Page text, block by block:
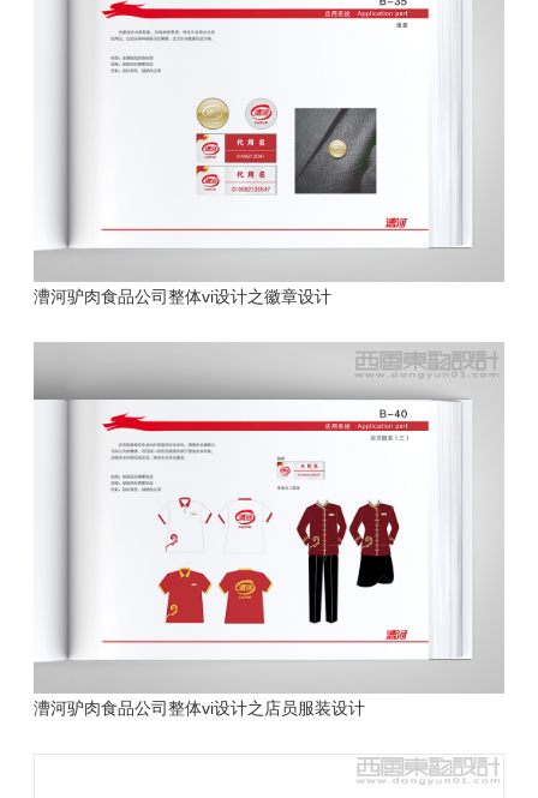
漕河驴肉食品公司整体vi设计之徽章设计
漕河驴肉食品公司整体vi设计之店员服装设计